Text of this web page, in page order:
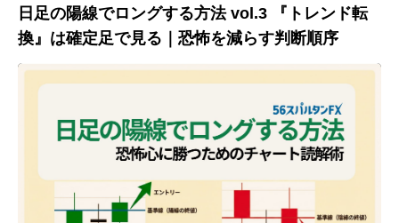
日足の陽線でロングする方法 vol.3 『トレンド転
換』は確定足で見る｜恐怖を減らす判断順序